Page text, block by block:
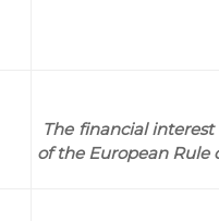
The financial
of the European Rule